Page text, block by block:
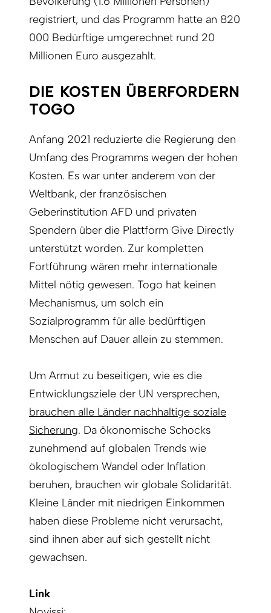
registriert, und das Programm hatte an 820
000 Bedürftige umgerechnet rund 20
Millionen Euro ausgezahlt.
DIE KOSTEN ÜBERFORDERN
TOGO
Anfang 2021 reduzierte die Regierung den
Umfang des Programms wegen der hohen
Kosten. Es war unter anderem von der
Weltbank, der französischen
Geberinstitution AFD und privaten
Spendern über die Plattform Give Directly
unterstützt worden. Zur kompletten
Fortführung wären mehr internationale
Mittel nötig gewesen. Togo hat keinen
Mechanismus, um solch ein
Sozialprogramm für alle bedürftigen
Menschen auf Dauer allein zu stemmen.
Um Armut zu beseitigen, wie es die
Entwicklungsziele der UN versprechen,
brauchen alle Länder nachhaltige soziale
Sicherung. Da ökonomische Schocks
zunehmend auf globalen Trends wie
ökologischem Wandel oder Inflation
beruhen, brauchen wir globale Solidarität.
Kleine Länder mit niedrigen Einkommen
haben diese Probleme nicht verursacht,
sind ihnen aber auf sich gestellt nicht
gewachsen.
Link